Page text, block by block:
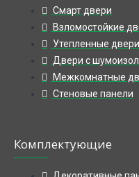
Смарт двери
Взломостойкие
Утепленные двери
Двери с
Межкомнатные
Стеновые панели
Комплектующие